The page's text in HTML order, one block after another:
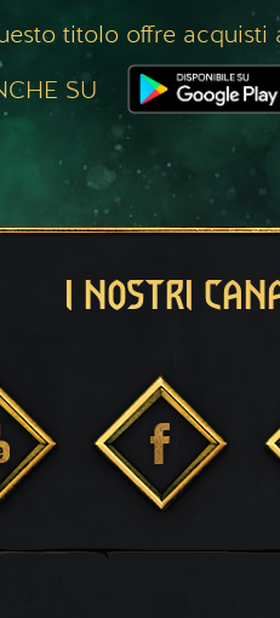
titolo offre acquisti
SU
I NOSTRI